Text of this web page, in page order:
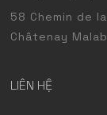
58 Chemin de
Châtenay
LIÊN HỆ